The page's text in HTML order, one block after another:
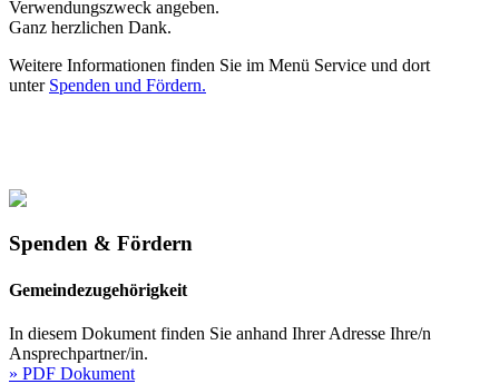
Verwendungszweck angeben.
Ganz herzlichen Dank.
Weitere Informationen finden Sie im Menü Service und dort
unter Spenden und Fördern.
Spenden & Fördern
Gemeindezugehörigkeit
In diesem Dokument finden Sie anhand Ihrer Adresse Ihre/n
Ansprechpartner/in.
» PDF Dokument